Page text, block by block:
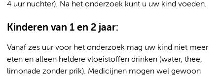
4 uur nuchter). Na het onderzoek kunt u uw kind voeden.
Kinderen van 1 en 2 jaar:
Vanaf zes uur voor het onderzoek mag uw kind niet meer
eten en alleen heldere vloeistoffen drinken (water, thee,
limonade zonder prik). Medicijnen mogen wel gewoon